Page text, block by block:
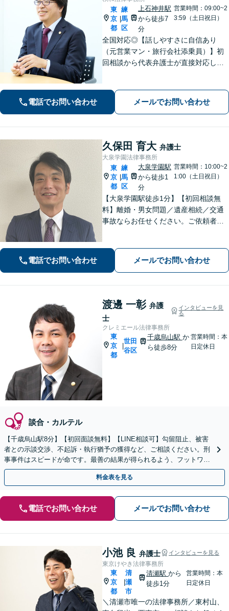
東
京
都
練
馬
区
上石神井駅
から徒歩7
分
営業時間：09:00~2
3:59（土日祝日）
全国対応◎【話しやすさに自信あり
（元営業マン・旅行会社添乗員）】初
回相談から代表弁護士が直接対応し、
法の道筋をご案内し、無駄なやりとり
をしていただくことが無いように配慮
電話でお問い合わせ メールでお問い合わせ
久保田 育大 弁護士
大泉学園法律事務所
東
京
都
練
馬
区
大泉学園駅
から徒歩1
分
営業時間：10:00~2
1:00（土日祝日）
【大泉学園駅徒歩1分】【初回相談無
料】離婚・男女問題／遺産相続／交通
事故ならお任せください。ご依頼者様
張対応も可能です。【土日・夜間相談
電話でお問い合わせ メールでお問い合わせ
渡邊 一彰 弁護
士
インタビューを見
る
クレミエール法律事務所
東
京
都
世田
谷区
千歳烏山駅 か
ら徒歩8分
営業時間：本
日定休日
談合・カルテル
【千歳烏山駅8分】【初回面談無料】【LINE相談可】勾留阻止、被害
者との示談交渉、不起訴・執行猶予の獲得など、ご相談ください。刑
事事件はスピードが命です。最善の結果が得られるよう、フットワー
ク軽く、迅速に対応いたします。【休日・夜間面談可】
料金表を見る
電話でお問い合わせ メールでお問い合わせ
小池 良 弁護士 インタビューを見る
東京けやき法律事務所
東
京
都
清
瀬
市
清瀬駅から
徒歩1分
営業時間：本
日定休日
＼清瀬市唯一の法律事務所／東村山、